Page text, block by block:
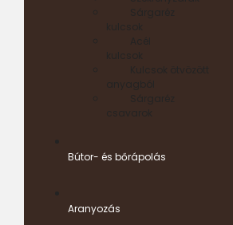
Sárgaréz
kulcsok
Acél
kulcsok
Kulcsok ötvözött
anyagból
Sárgaréz
csavarok
Bútor- és bőrápolás
Aranyozás